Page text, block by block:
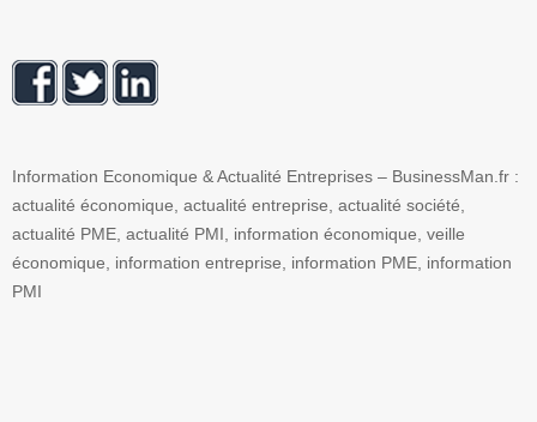
Information Economique & Actualité Entreprises – BusinessMan.fr :
actualité économique, actualité entreprise, actualité société,
actualité PME, actualité PMI, information économique, veille
économique, information entreprise, information PME, information
PMI